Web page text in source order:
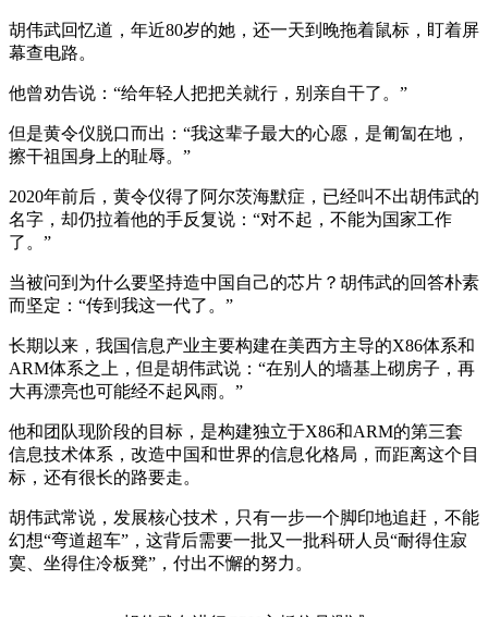
胡伟武回忆道，年近80岁的她，还一天到晚拖着鼠标，盯着屏
幕查电路。
他曾劝告说：“给年轻人把把关就行，别亲自干了。”
但是黄令仪脱口而出：“我这辈子最大的心愿，是匍匐在地，
擦干祖国身上的耻辱。”
2020年前后，黄令仪得了阿尔茨海默症，已经叫不出胡伟武的
名字，却仍拉着他的手反复说：“对不起，不能为国家工作
了。”
当被问到为什么要坚持造中国自己的芯片？胡伟武的回答朴素
而坚定：“传到我这一代了。”
长期以来，我国信息产业主要构建在美西方主导的X86体系和
ARM体系之上，但是胡伟武说：“在别人的墙基上砌房子，再
大再漂亮也可能经不起风雨。”
他和团队现阶段的目标，是构建独立于X86和ARM的第三套
信息技术体系，改造中国和世界的信息化格局，而距离这个目
标，还有很长的路要走。
胡伟武常说，发展核心技术，只有一步一个脚印地追赶，不能
幻想“弯道超车”，这背后需要一批又一批科研人员“耐得住寂
寞、坐得住冷板凳”，付出不懈的努力。